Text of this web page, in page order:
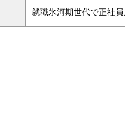
就職氷河期世代で正社